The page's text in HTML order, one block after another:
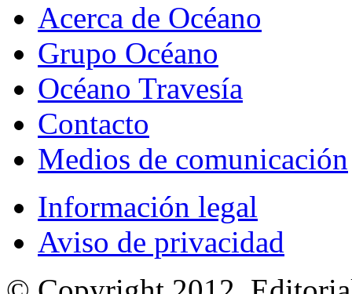
Acerca de Océano
Grupo Océano
Océano Travesía
Contacto
Medios de comunicación
Información legal
Aviso de privacidad